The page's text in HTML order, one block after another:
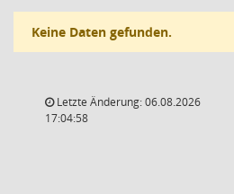
Keine Daten gefunden.
Letzte Änderung: 06.08.2026
17:04:58